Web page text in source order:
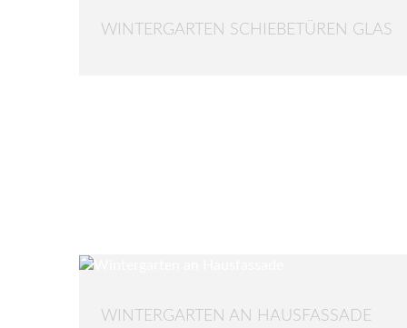
WINTERGARTEN SCHIEBETÜREN GLAS
WINTERGARTEN AN HAUSFASSADE